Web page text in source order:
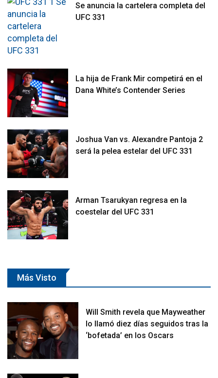
Se anuncia la cartelera completa del
UFC 331
La hija de Frank Mir competirá en el
Dana White’s Contender Series
Joshua Van vs. Alexandre Pantoja 2
será la pelea estelar del UFC 331
Arman Tsarukyan regresa en la
coestelar del UFC 331
Más Visto
Will Smith revela que Mayweather
lo llamó diez días seguidos tras la
‘bofetada’ en los Oscars